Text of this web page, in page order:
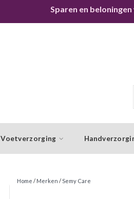
Sparen en
Voetverzorging
Home / Merken /Semy Care